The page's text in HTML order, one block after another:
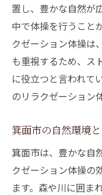
自然と一
自然体験
学
心身のバラン
の重要性
リラクゼー
身体の緊
免疫力向
心の健康
置し、豊かな自然が
中で体操を行うこと
クゼーション体操は
も重視するため、ス
に役立つと言われて
のリラクゼーション
箕面市の自然環境
箕面市は、豊かな自
クゼーション体操の
ます。森や川に囲ま